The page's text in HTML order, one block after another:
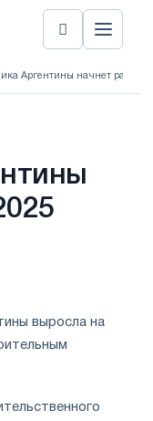
Аргентины начнет расти в
выросла на